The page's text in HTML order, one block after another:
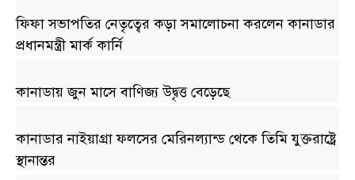
ফিফা সভাপতির নেতৃত্বের কড়া সমালোচনা করলেন কানাডার
প্রধানমন্ত্রী মার্ক কার্নি
কানাডায় জুন মাসে বাণিজ্য উদ্বৃত্ত বেড়েছে
কানাডার নাইয়াগ্রা ফলসের মেরিনল্যান্ড থেকে তিমি যুক্তরাষ্ট্রে
স্থানান্তর